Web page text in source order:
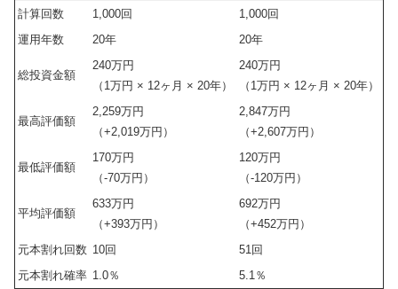
計算回数
1,000回
1,000回
運用年数
20年 20年
総投資金額
240万円
（1万円 × 12ヶ月 × 20年）
240万円
（1万円 × 12ヶ月 × 20年）
最高評価額
2,259万円
（+2,019万円）
2,847万円
（+2,607万円）
最低評価額
170万円
（-70万円）
120万円
（-120万円）
平均評価額
633万円
（+393万円）
692万円
（+452万円）
元本割れ回数 10回
51回
元本割れ確率 1.0％ 5.1％